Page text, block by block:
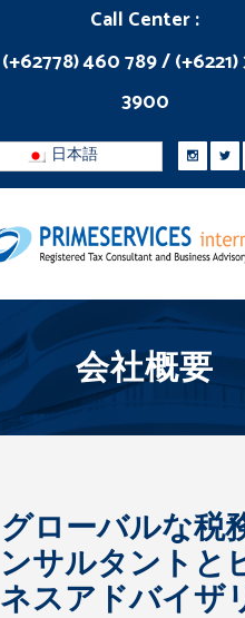
Call Center :
(+62778) 460 789 / (+6221)
3900
日本語
会社概要
グローバルな税
ンサルタントと
ネスアドバイザ